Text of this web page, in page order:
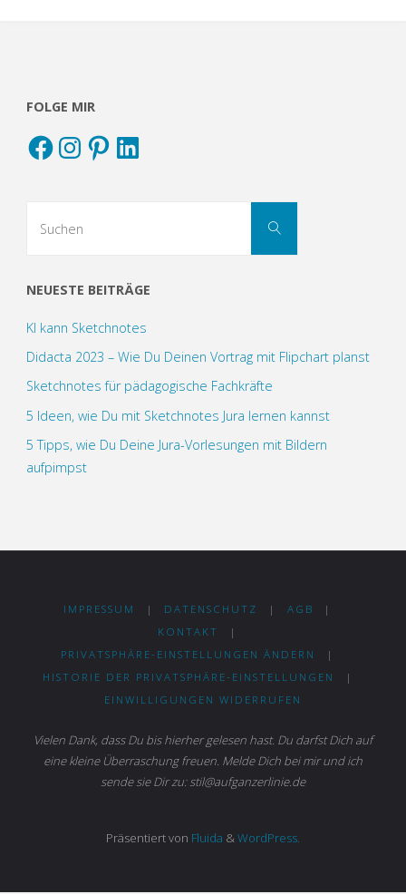
FOLGE MIR
FacebookInstagramPinterest
LinkedIn
Suchen
NEUESTE BEITRÄGE
KI kann Sketchnotes
Didacta 2023 – Wie Du Deinen Vortrag mit Flipchart planst
Sketchnotes für pädagogische Fachkräfte
5 Ideen, wie Du mit Sketchnotes Jura lernen kannst
5 Tipps, wie Du Deine Jura-Vorlesungen mit Bildern
aufpimpst
IMPRESSUM | DATENSCHUTZ | AGB
|
KONTAKT
|
PRIVATSPHÄRE-EINSTELLUNGEN ÄNDERN
|
HISTORIE DER PRIVATSPHÄRE-EINSTELLUNGEN
|
EINWILLIGUNGEN WIDERRUFEN
Vielen Dank, dass Du bis hierher gelesen hast. Du darfst Dich auf
eine kleine Überraschung freuen. Melde Dich bei mir und ich
sende sie Dir zu: stil@aufganzerlinie.de
Präsentiert von Fluida &WordPress.